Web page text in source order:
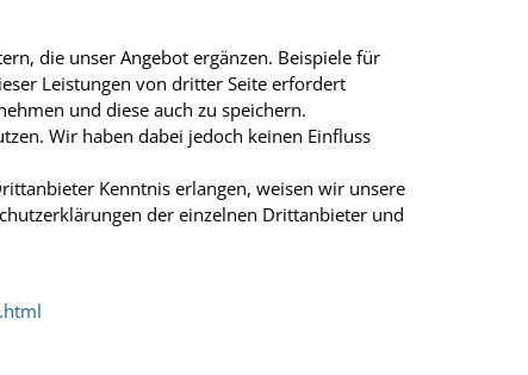
die unser Angebot ergänzen. Beispiele für
Leistungen von dritter Seite erfordert
und diese auch zu speichern.
Wir haben dabei jedoch keinen Einfluss
Kenntnis erlangen, weisen wir unsere
der einzelnen Drittanbieter und